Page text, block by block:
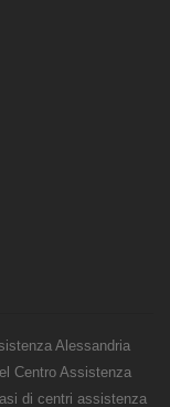
Alessandria
Centro Assistenza
di centri assistenza